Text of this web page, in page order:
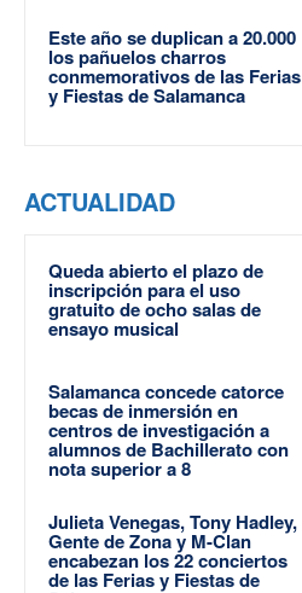
Este año se duplican a 20.000
los pañuelos charros
conmemorativos de las Ferias
y Fiestas de Salamanca
ACTUALIDAD
Queda abierto el plazo de
inscripción para el uso
gratuito de ocho salas de
ensayo musical
Salamanca concede catorce
becas de inmersión en
centros de investigación a
alumnos de Bachillerato con
nota superior a 8
Julieta Venegas, Tony Hadley,
Gente de Zona y M-Clan
encabezan los 22 conciertos
de las Ferias y Fiestas de